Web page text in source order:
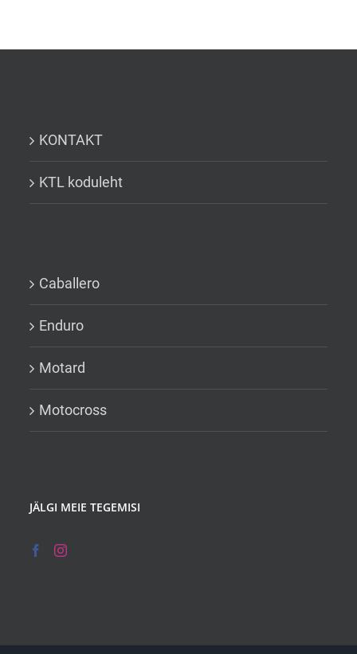
KONTAKT
KTL koduleht
Caballero
Enduro
Motard
Motocross
JÄLGI MEIE TEGEMISI